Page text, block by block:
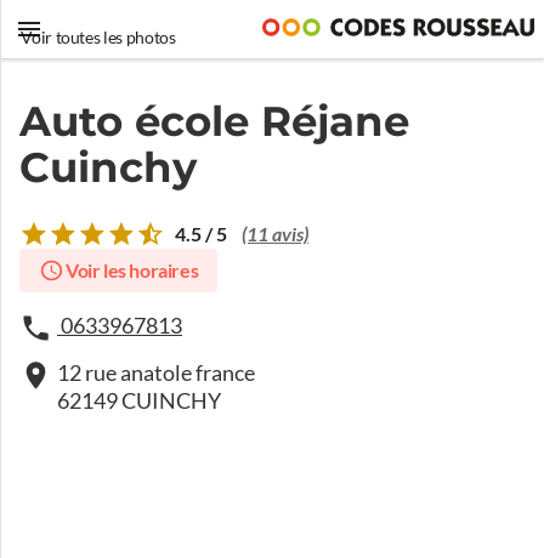
Voir toutes les photos
Auto école Réjane
Cuinchy
4.5 / 5 (11 avis)
Voir les horaires
0633967813
12 rue anatole france
62149 CUINCHY